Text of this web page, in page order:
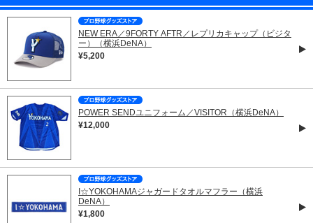
NEW ERA／9FORTY AFTR／レプリカキャップ（ビジタ
ー）（横浜DeNA）
¥5,200
POWER SENDユニフォーム／VISITOR（横浜DeNA）
¥12,000
I☆YOKOHAMAジャガードタオルマフラー（横浜
DeNA）
¥1,800